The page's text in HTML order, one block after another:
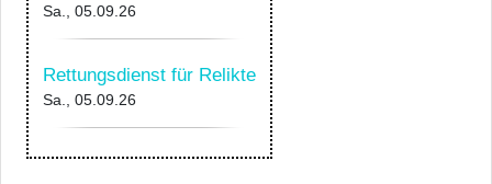
Sa., 05.09.26
Rettungsdienst für Relikte
Sa., 05.09.26